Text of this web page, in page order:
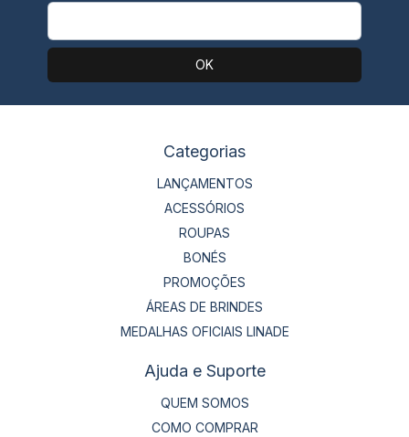
Categorias
LANÇAMENTOS
ACESSÓRIOS
ROUPAS
BONÉS
PROMOÇÕES
ÁREAS DE BRINDES
MEDALHAS OFICIAIS LINADE
Ajuda e Suporte
QUEM SOMOS
COMO COMPRAR